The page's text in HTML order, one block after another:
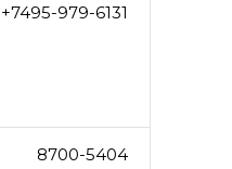
+7495-979-6131
8700-5404